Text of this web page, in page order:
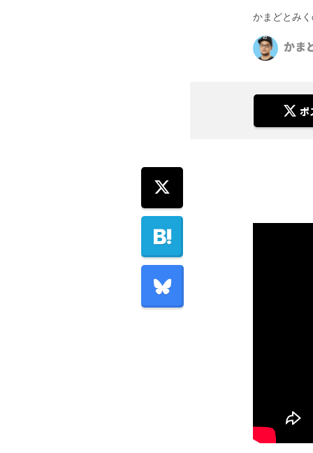
かまどとみ
かま
ポ